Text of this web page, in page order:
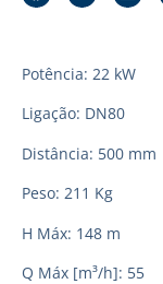
Potência: 22 kW
Ligação: DN80
Distância: 500 mm
Peso: 211 Kg
H Máx: 148 m
Q Máx [m³/h]: 55